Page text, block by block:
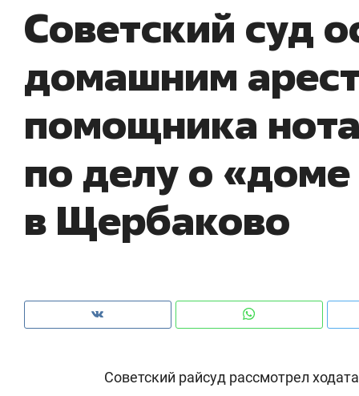
Советский суд
домашним
помощника
по делу о
в Щербаково
Советский райсуд рассмотрел
правил, бизнес может
потерять минимум
Как бизнесу выйти на зарубежные
чем интересен Оман?
Рекомендуем Рекомендуем